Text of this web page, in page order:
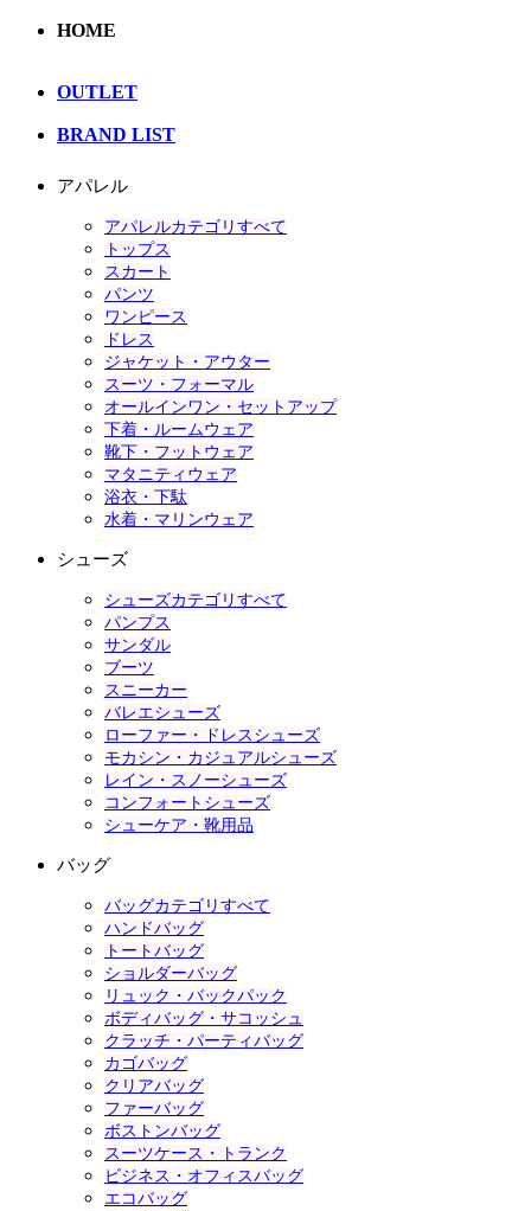
HOME
OUTLET
BRAND LIST
アパレル
アパレルカテゴリすべて
トップス
スカート
パンツ
ワンピース
ドレス
ジャケット・アウター
スーツ・フォーマル
オールインワン・セットアップ
下着・ルームウェア
靴下・フットウェア
マタニティウェア
浴衣・下駄
水着・マリンウェア
シューズ
シューズカテゴリすべて
パンプス
サンダル
ブーツ
スニーカー
バレエシューズ
ローファー・ドレスシューズ
モカシン・カジュアルシューズ
レイン・スノーシューズ
コンフォートシューズ
シューケア・靴用品
バッグ
バッグカテゴリすべて
ハンドバッグ
トートバッグ
ショルダーバッグ
リュック・バックパック
ボディバッグ・サコッシュ
クラッチ・パーティバッグ
カゴバッグ
クリアバッグ
ファーバッグ
ボストンバッグ
スーツケース・トランク
ビジネス・オフィスバッグ
エコバッグ